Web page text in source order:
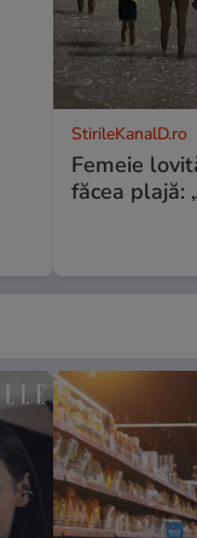
StirileKanalD.ro
Femeie
făcea plajă: